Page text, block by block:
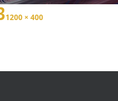
1200 × 400